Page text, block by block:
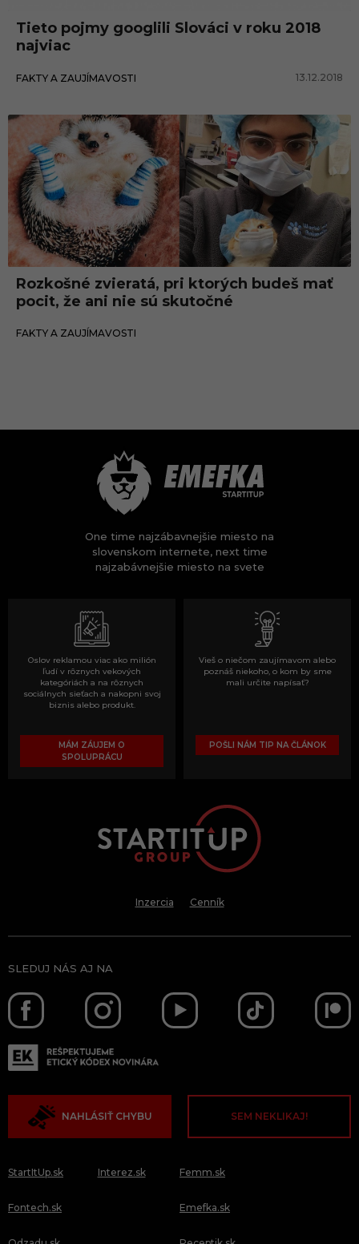
Tieto pojmy googlili Slováci v roku 2018
najviac
FAKTY A ZAUJÍMAVOSTI 13.12.2018
Rozkošné zvieratá, pri ktorých budeš mať
pocit, že ani nie sú skutočné
FAKTY A ZAUJÍMAVOSTI
Fakty a zaujímavosti
One time najzábavnejšie miesto na
slovenskom internete, next time
najzabávnejšie miesto na svete
Oslov reklamou viac ako milión
ľudí v rôznych vekových
kategóriách a na rôznych
sociálnych sieťach a nakopni svoj
biznis alebo produkt.
MÁM ZÁUJEM O
SPOLUPRÁCU
Vieš o niečom zaujímavom alebo
poznáš niekoho, o kom by sme
mali určite napísať?
POŠLI NÁM TIP NA ČLÁNOK
Inzercia Cenník
SLEDUJ NÁS AJ NA
NAHLÁSIŤ CHYBU SEM NEKLIKAJ!
StartItUp.sk
Fontech.sk
Interez.sk Femm.sk
Emefka.sk